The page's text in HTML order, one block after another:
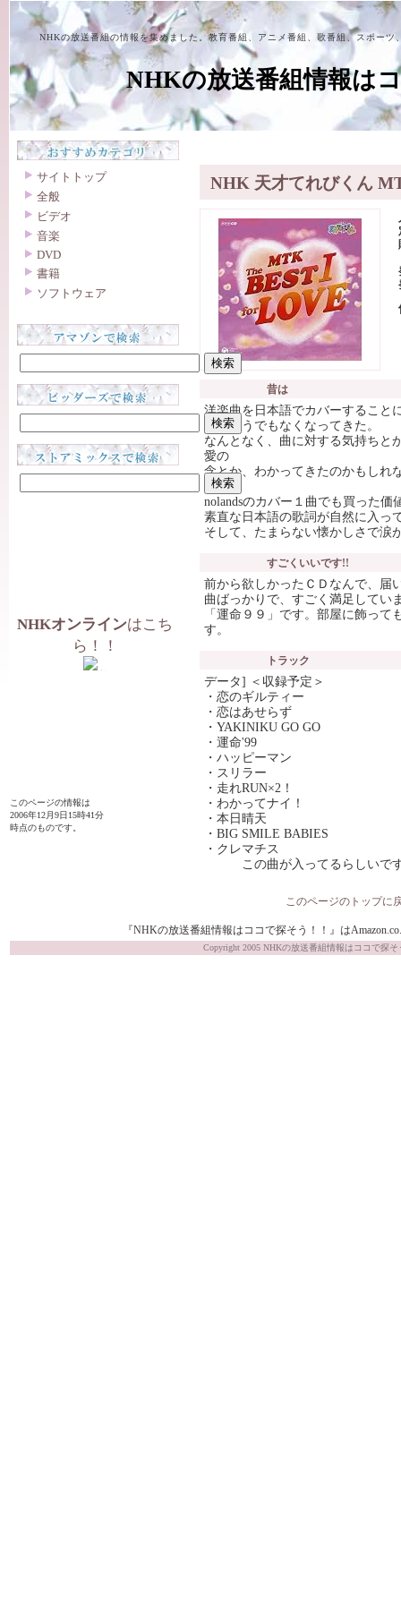
NHKの放送番組の情報を集めました。教育番組、アニメ番組、歌番組、スポー
NHKの放送番組情報は
NHK 天才てれびくん
昔は
洋楽曲を日本語でカバーすること
最近そうでもなくなってきた。
なんとなく、曲に対する気持ちと
愛の
念とか、わかってきたのかもしれ
nolandsのカバー１曲でも買った価
素直な日本語の歌詞が自然に入っ
そして、たまらない懐かしさで涙
すごくいいです!!
前から欲しかったＣＤなんで、届
曲ばっかりで、すごく満足してい
「運命９９」です。部屋に飾って
す。
トラック
データ] ＜収録予定＞
・恋のギルティー
・恋はあせらず
・YAKINIKU GO GO
・運命'99
・ハッピーマン
・スリラー
・走れRUN×2！
・わかってナイ！
・本日晴天
・BIG SMILE BABIES
・クレマチス
この曲が入ってるらしいで
サイトトップ
全般
ビデオ
音楽
DVD
書籍
ソフトウェア
NHKオンラインはこち
ら！！
このページの情報は
2006年12月9日15時41分
時点のものです。
このページのトップに
『NHKの放送番組情報はココで探そう！！』は
Copyright 2005 NHKの放送番組情報はココで探そ